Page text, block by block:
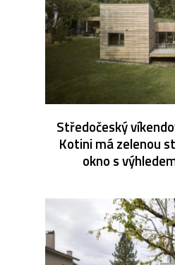
Středočeský
Kotini má zelenou
okno s